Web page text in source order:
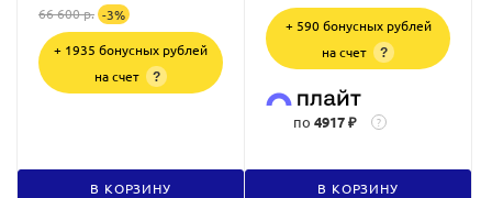
66 600р. -3%
+ 1935 бонусных рублей
на счет
?
В КОРЗИНУ
+ 590 бонусных рублей
на счет
?
по 4917 ₽ ?
В КОРЗИНУ